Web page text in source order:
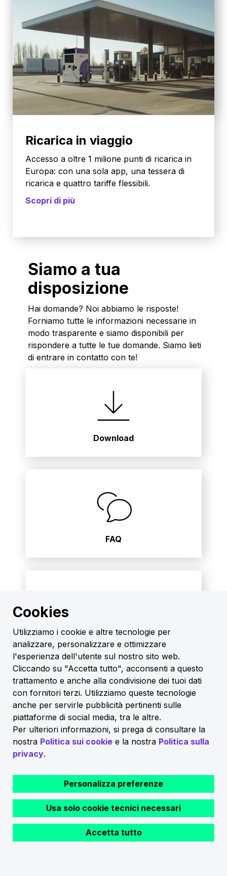
Ricarica in viaggio
Accesso a oltre 1 milione punti di ricarica in
Europa: con una sola app, una tessera di
ricarica e quattro tariffe flessibili.
Scopri di più
Siamo a tua
disposizione
Hai domande? Noi abbiamo le risposte!
Forniamo tutte le informazioni necessarie in
modo trasparente e siamo disponibili per
rispondere a tutte le tue domande. Siamo lieti
di entrare in contatto con te!
Download
FAQ
Volkswagen® Naturstrom Portale
Clienti
Cookies
Utilizziamo i cookie e altre tecnologie per
analizzare, personalizzare e ottimizzare
l'esperienza dell'utente sul nostro sito web.
Cliccando su "Accetta tutto", acconsenti a questo
trattamento e anche alla condivisione dei tuoi dati
con fornitori terzi. Utilizziamo queste tecnologie
anche per servirle pubblicità pertinenti sulle
piattaforme di social media, tra le altre.
Per ulteriori informazioni, si prega di consultare la
nostra Politica sui cookie e la nostra Politica sulla
privacy.
Personalizza preferenze
Usa solo cookie tecnici necessari
Accetta tutto